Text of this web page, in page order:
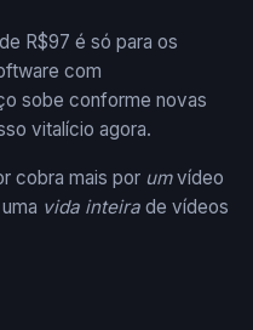
R$97 é só para os
com
sobe conforme novas
vitalício agora.
cobra mais por umvídeo
vida inteira de vídeos